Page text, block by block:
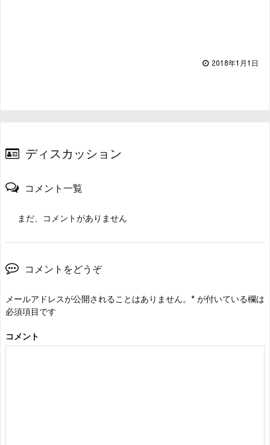
2018年1月1日
ディスカッション
コメント一覧
まだ、コメントがありません
コメントをどうぞ
メールアドレスが公開されることはありません。 * が付いている欄は
必須項目です
コメント